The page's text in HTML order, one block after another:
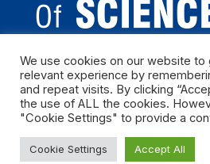
Bản quyền thuộc Trường Đại học Khoa
gia Thành phố Hồ Chí
We use cookies on our website
relevant experience by
and repeat visits. By clicking
the use of ALL the cookies.
"Cookie Settings" to provide a
Cookie Settings Accept All